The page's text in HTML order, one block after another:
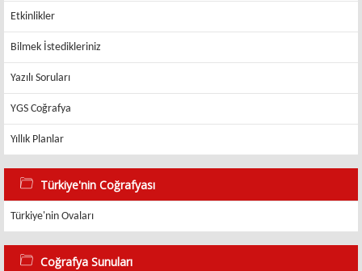
Etkinlikler
Bilmek İstedikleriniz
Yazılı Soruları
YGS Coğrafya
Yıllık Planlar
Türkiye'nin Coğrafyası
Türkiye'nin Ovaları
Coğrafya Sunuları